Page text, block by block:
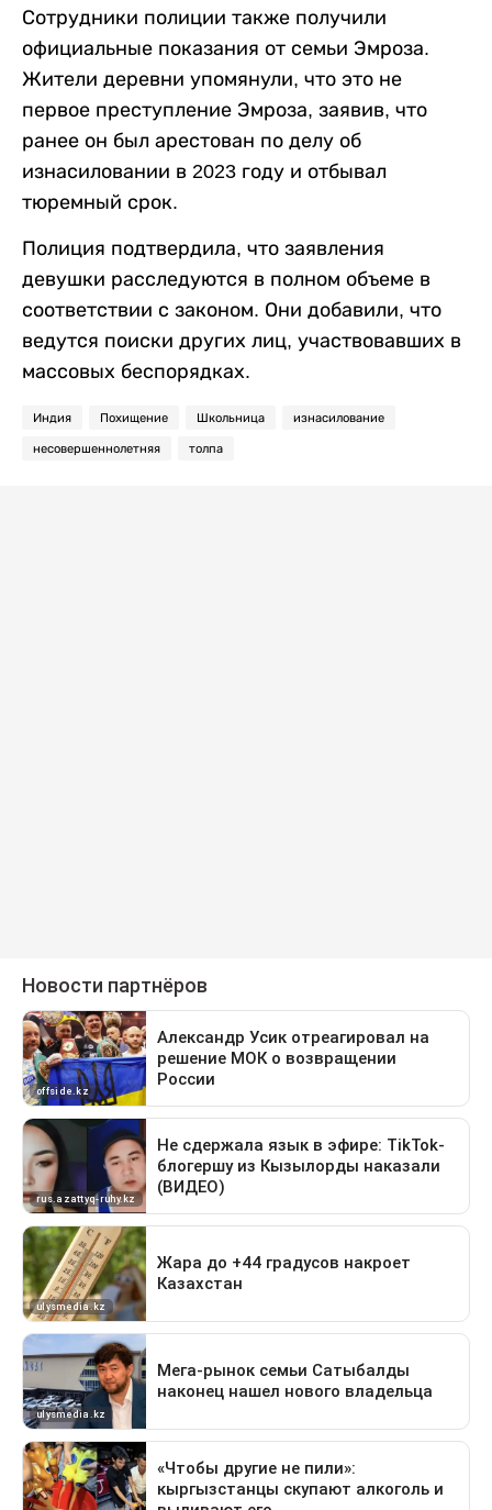
Сотрудники полиции также получили
официальные показания от семьи Эмроза.
Жители деревни упомянули, что это не
первое преступление Эмроза, заявив, что
ранее он был арестован по делу об
изнасиловании в 2023 году и отбывал
тюремный срок.
Полиция подтвердила, что заявления
девушки расследуются в полном объеме в
соответствии с законом. Они добавили, что
ведутся поиски других лиц, участвовавших в
массовых беспорядках.
Индия Похищение Школьница изнасилование
несовершеннолетняя толпа